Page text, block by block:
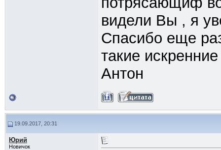
видели Вы , я
Спасибо еще
такие
Антон
19.09.2017, 20:31
Юрий
Новичок